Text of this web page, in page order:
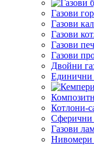
Газови
Газови
Газови
Газови
Газови
Двойни
Единични
Котлони-
Сферични
Газови
Нивомери